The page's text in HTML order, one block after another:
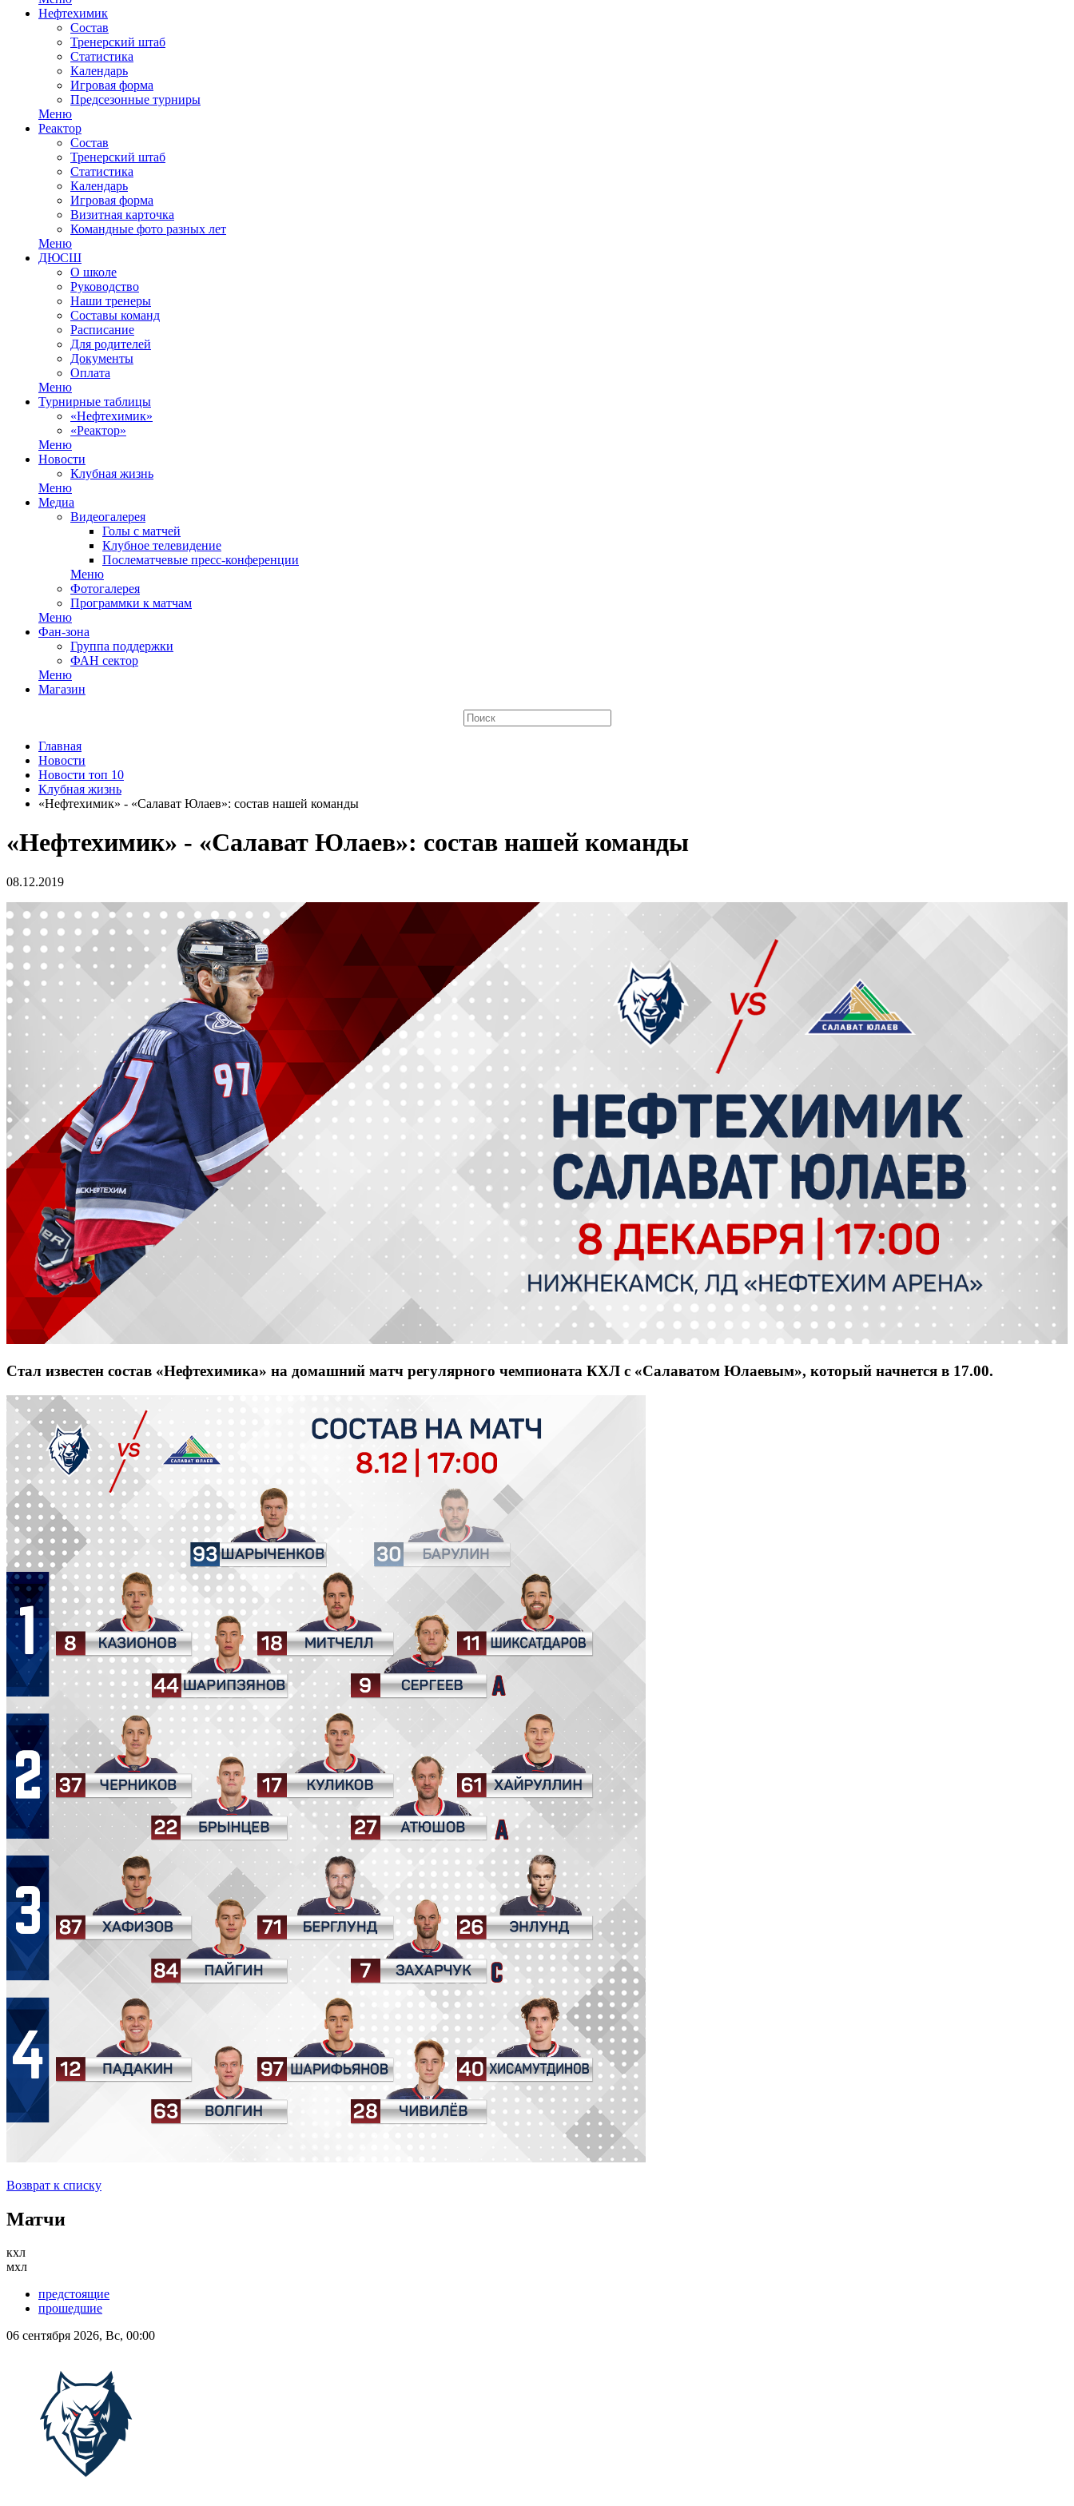
Нефтехимик
Состав
Тренерский штаб
Статистика
Календарь
Игровая форма
Предсезонные турниры
Меню
Реактор
Состав
Тренерский штаб
Статистика
Календарь
Игровая форма
Визитная карточка
Командные фото разных лет
Меню
ДЮСШ
О школе
Руководство
Наши тренеры
Составы команд
Расписание
Для родителей
Документы
Оплата
Меню
Турнирные таблицы
«Нефтехимик»
«Реактор»
Меню
Новости
Клубная жизнь
Меню
Медиа
Видеогалерея
Голы с матчей
Клубное телевидение
Послематчевые пресс-конференции
Меню
Фотогалерея
Программки к матчам
Меню
Фан-зона
Группа поддержки
ФАН сектор
Меню
Магазин
Главная
Новости
Новости топ 10
Клубная жизнь
«Нефтехимик» - «Cалават Юлаев»: состав нашей команды
«Нефтехимик» - «Cалават Юлаев»: состав нашей команды
08.12.2019
Стал известен состав «Нефтехимика» на домашний матч регулярного чемпионата КХЛ с «Салаватом Юлаевым», который начнется в 17.00.
Возврат к списку
Матчи
кхл
мхл
предстоящие
прошедшие
06 сентября 2026, Вс, 00:00